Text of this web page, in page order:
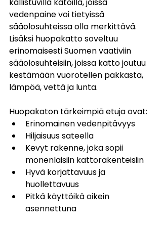
vedenpaine voi tietyissä
sääolosuhteissa olla merkittävä.
Lisäksi huopakatto soveltuu
erinomaisesti Suomen vaativiin
sääolosuhteisiin, joissa katto joutuu
kestämään vuorotellen pakkasta,
lämpöä, vettä ja lunta.
Huopakaton tärkeimpiä etuja ovat:
Erinomainen vedenpitävyys
Hiljaisuus sateella
Kevyt rakenne, joka sopii
monenlaisiin kattorakenteisiin
Hyvä korjattavuus ja
huollettavuus
Pitkä käyttöikä oikein
asennettuna